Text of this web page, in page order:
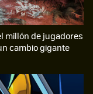
millón de jugadores
cambio gigante